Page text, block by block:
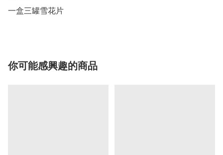
一盒三罐雪花片
你可能感興趣的商品